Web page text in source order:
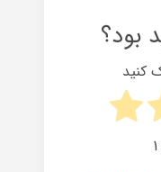
بود؟
کنید
1